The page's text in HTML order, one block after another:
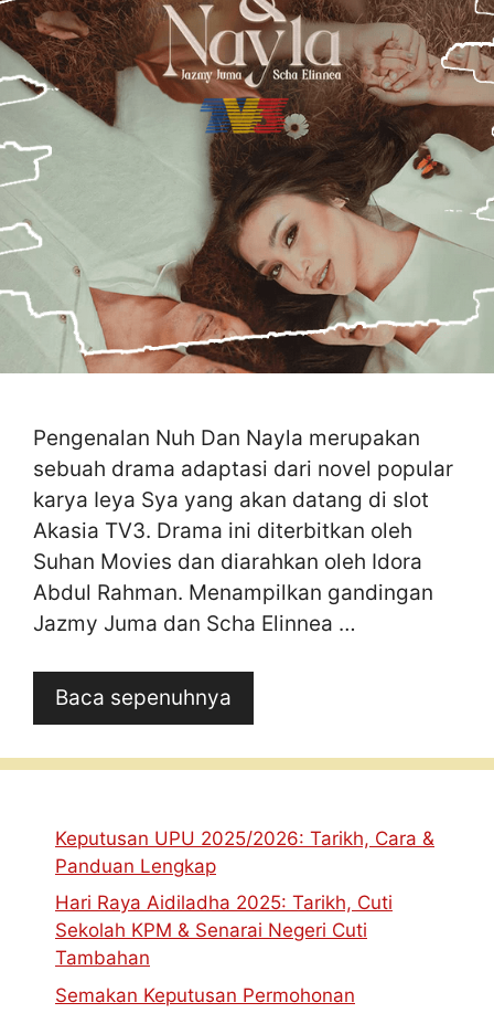
Pengenalan Nuh Dan Nayla merupakan
sebuah drama adaptasi dari novel popular
karya Ieya Sya yang akan datang di slot
Akasia TV3. Drama ini diterbitkan oleh
Suhan Movies dan diarahkan oleh Idora
Abdul Rahman. Menampilkan gandingan
Jazmy Juma dan Scha Elinnea …
Baca sepenuhnya
Keputusan UPU 2025/2026: Tarikh, Cara &
Panduan Lengkap
Hari Raya Aidiladha 2025: Tarikh, Cuti
Sekolah KPM & Senarai Negeri Cuti
Tambahan
Semakan Keputusan Permohonan